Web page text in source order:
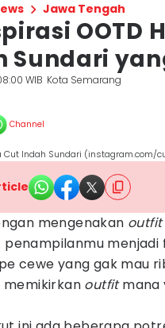
Jawa Tengah
OOTD
Sundari
WIB Kota Semarang
Channel
Cut Indah Sundari (instagram.com/
mengenakan outfit
menjadi
cewe yang gak mau
memikirkan outfitmana